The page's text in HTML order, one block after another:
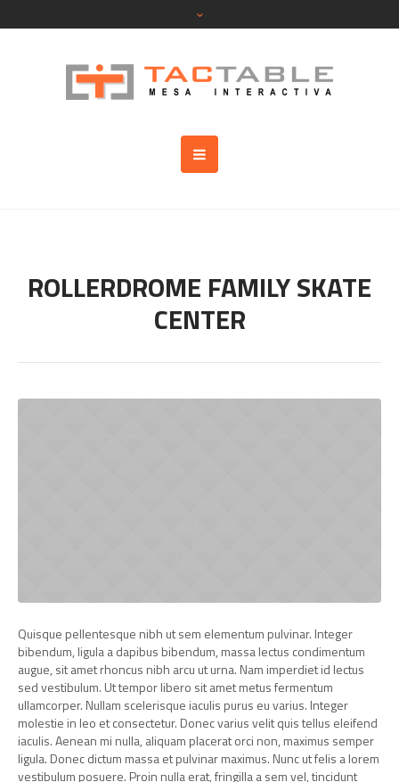
ROLLERDROME FAMILY SKATE
CENTER
Quisque pellentesque nibh ut sem elementum pulvinar. Integer
bibendum, ligula a dapibus bibendum, massa lectus condimentum
augue, sit amet rhoncus nibh arcu ut urna. Nam imperdiet id lectus
sed vestibulum. Ut tempor libero sit amet metus fermentum
ullamcorper. Nullam scelerisque iaculis purus eu varius. Integer
molestie in leo et consectetur. Donec varius velit quis tellus eleifend
iaculis. Aenean mi nulla, aliquam placerat orci non, maximus semper
ligula. Donec dictum massa et pulvinar maximus. Nunc ut felis a lorem
vestibulum posuere. Proin nulla erat, fringilla a sem vel, tincidunt